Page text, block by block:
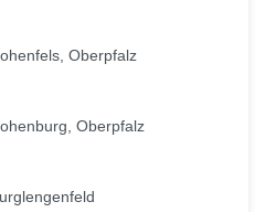
Oberpfalz
Oberpfalz